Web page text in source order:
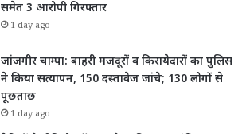
समेत 3 आरोपी गिरफ्तार
1 day ago
जांजगीर चाम्पा: बाहरी मजदूरों व किरायेदारों का पुलिस
ने किया सत्यापन, 150 दस्तावेज जांचे; 130 लोगों से
पूछताछ
1 day ago